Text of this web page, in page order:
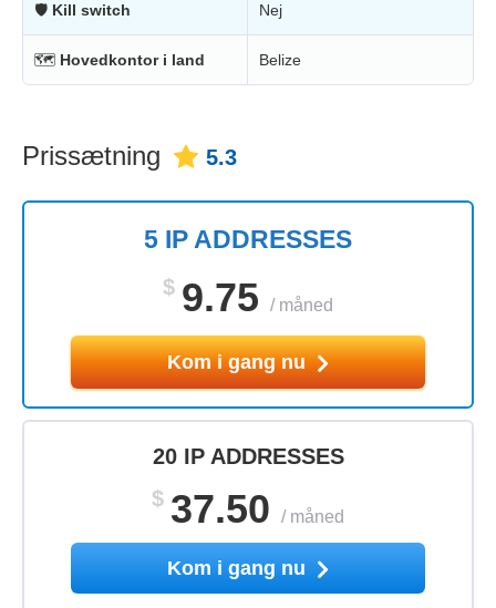
🛡 Kill switch Nej
🗺 Hovedkontor i land Belize
Prissætning 5.3
5 IP ADDRESSES
$ 9.75 / måned
Kom i gang nu
20 IP ADDRESSES
$ 37.50 / måned
Kom i gang nu